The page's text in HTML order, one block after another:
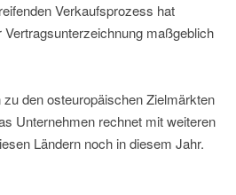
Verkaufsprozess hat
maßgeblich
den osteuropäischen Zielmärkten
Unternehmen rechnet mit weiteren
Ländern noch in diesem Jahr.